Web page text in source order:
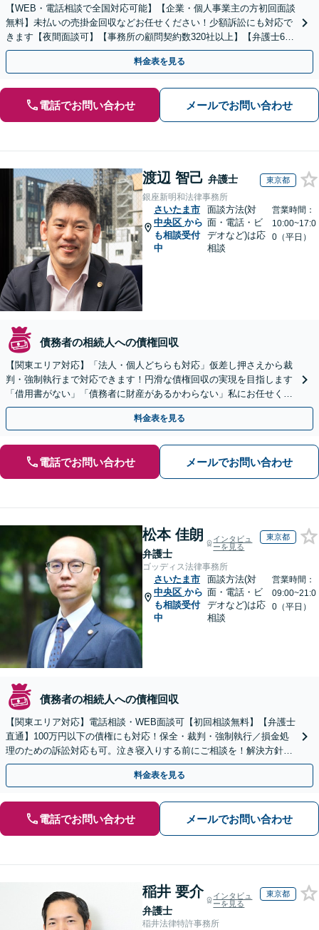
【WEB・電話相談で全国対応可能】【企業・個人事業主の方初回面談
無料】未払いの売掛金回収などお任せください！少額訴訟にも対応で
きます【夜間面談可】【事務所の顧問契約数320社以上】【弁護士6人
在籍&専門家顧問がフルサポート】
料金表を見る
電話でお問い合わせ メールでお問い合わせ
渡辺 智己 弁護士 東京都
銀座新明和法律事務所
さいたま市
中央区 から
も相談受付
中
面談方法(対
面・電話・ビ
デオなど)は応
相談
営業時間：
10:00~17:0
0（平日）
債務者の相続人への債権回収
【関東エリア対応】「法人・個人どちらも対応」仮差し押さえから裁
判・強制執行まで対応できます！円滑な債権回収の実現を目指します
「借用書がない」「債務者に財産があるかわらない」私にお任せくだ
さい！【分割払いあり】【休日・夜間相談可】
料金表を見る
電話でお問い合わせ メールでお問い合わせ
松本 佳朗
弁護士
インタビュ
ーを見る
東京都
ゴッディス法律事務所
さいたま市
中央区 から
も相談受付
中
面談方法(対
面・電話・ビ
デオなど)は応
相談
営業時間：
09:00~21:0
0（平日）
債務者の相続人への債権回収
【関東エリア対応】電話相談・WEB面談可【初回相談無料】【弁護士
直通】100万円以下の債権にも対応！保全・裁判・強制執行／損金処
理のための訴訟対応も可。泣き寝入りする前にご相談を！解決方針は
初回相談時にしっかりお伝え【請求された側にも対応】
料金表を見る
電話でお問い合わせ メールでお問い合わせ
稲井 要介
弁護士
インタビュ
ーを見る
東京都
稲井法律特許事務所